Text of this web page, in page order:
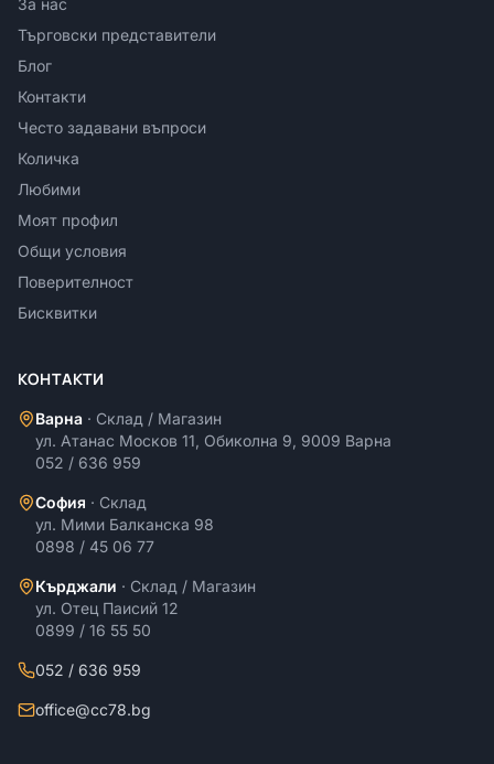
Търговски представители
Блог
Контакти
Често задавани въпроси
Количка
Любими
Моят профил
Общи условия
Поверителност
Бисквитки
КОНТАКТИ
Варна · Склад / Магазин
ул. Атанас Москов 11, Обиколна 9, 9009 Варна
052 / 636 959
София · Склад
ул. Мими Балканска 98
0898 / 45 06 77
Кърджали · Склад / Магазин
ул. Отец Паисий 12
0899 / 16 55 50
052 / 636 959
office@cc78.bg